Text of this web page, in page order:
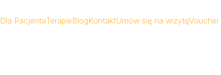
Dla PacjentaTerapieBlogKontaktUmów się na wizytęVoucher